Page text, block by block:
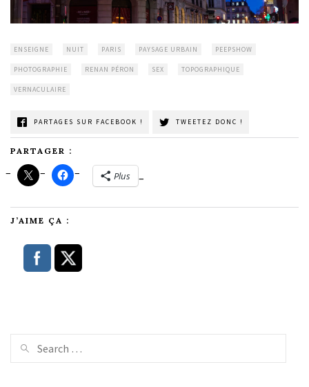
ENSEIGNE NUIT PARIS PAYSAGE URBAIN PEEPSHOW
PHOTOGRAPHIE RENAN PÉRON SEX TOPOGRAPHIQUE
VERNACULAIRE
PARTAGES SUR FACEBOOK ! TWEETEZ DONC !
PARTAGER :
Plus
J’AIME ÇA :